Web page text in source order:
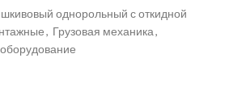
однорольный с откидной
, Грузовая механика,